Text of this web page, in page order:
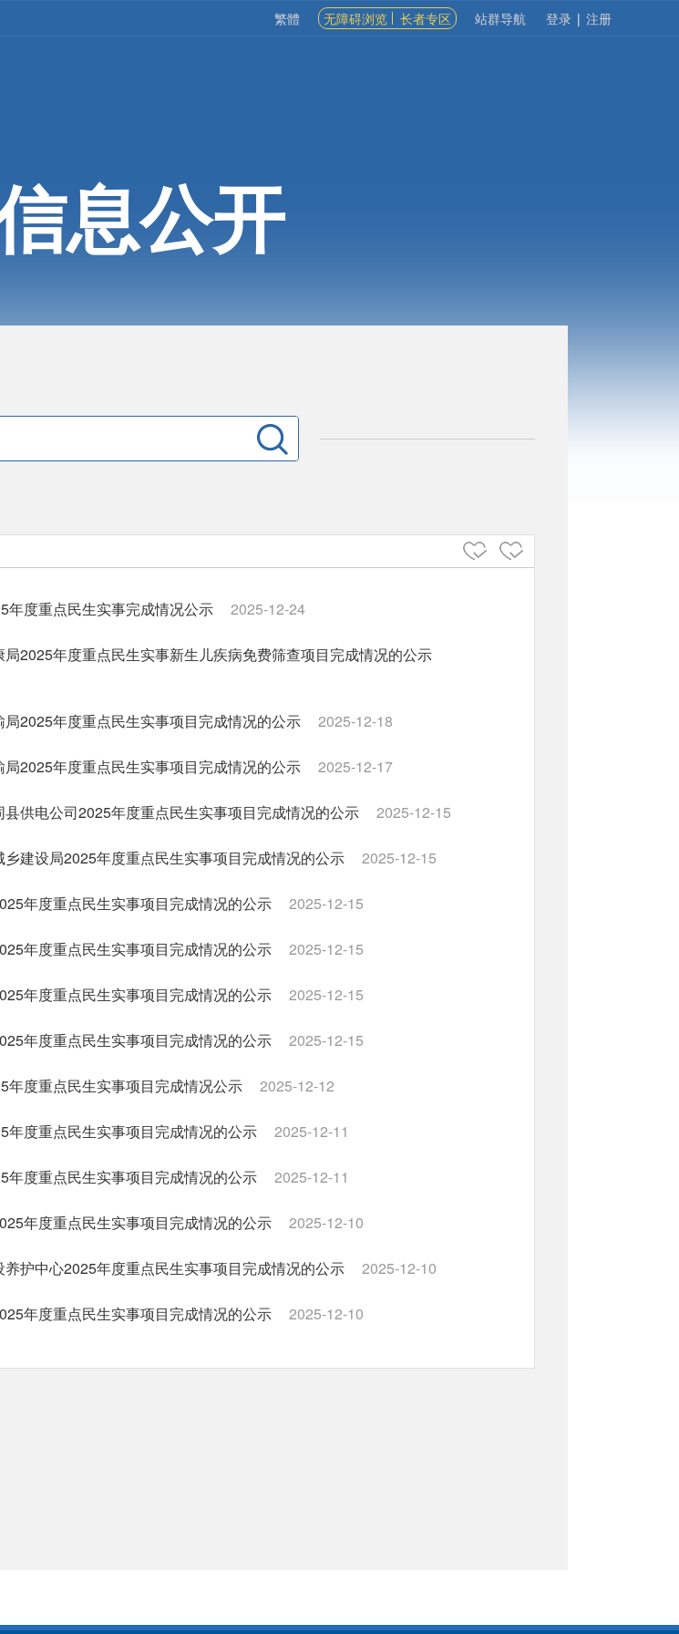
繁體 无障碍浏览 长者专区 站群导航 登录 | 注册
息公开
年度重点民生实事完成情况公示 2025-12-24
2025年度重点民生实事新生儿疾病免费筛查项目完成情况的公示
2025年度重点民生实事项目完成情况的公示
2025-12-18
2025年度重点民生实事项目完成情况的公示 2025-12-17
供电公司2025年度重点民生实事项目完成情况的公示 2025-12-15
建设局2025年度重点民生实事项目完成情况的公示 2025-12-15
年度重点民生实事项目完成情况的公示 2025-12-15
年度重点民生实事项目完成情况的公示 2025-12-15
年度重点民生实事项目完成情况的公示 2025-12-15
年度重点民生实事项目完成情况的公示 2025-12-15
年度重点民生实事项目完成情况公示 2025-12-12
年度重点民生实事项目完成情况的公示 2025-12-11
年度重点民生实事项目完成情况的公示 2025-12-11
年度重点民生实事项目完成情况的公示 2025-12-10
护中心2025年度重点民生实事项目完成情况的公示 2025-12-10
年度重点民生实事项目完成情况的公示 2025-12-10